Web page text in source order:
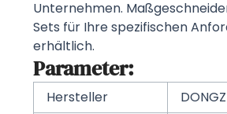
Unternehmen.
Sets für Ihre spezifischen
erhältlich.
Parameter:
Hersteller